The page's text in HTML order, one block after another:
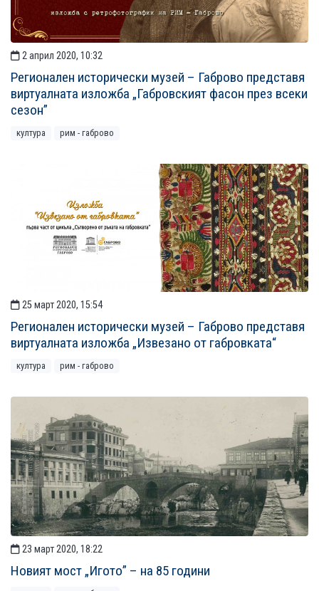
2 април 2020, 10:32
Регионален исторически музей – Габрово представя
виртуалната изложба „Габровският фасон през всеки
сезон”
култура рим - габрово
25 март 2020, 15:54
Регионален исторически музей – Габрово представя
виртуалната изложба „Извезано от габровката“
култура рим - габрово
23 март 2020, 18:22
Новият мост „Игото” – на 85 години